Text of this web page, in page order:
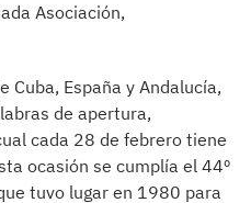
Asociación,
Cuba, España y Andalucía,
de apertura,
cada 28 de febrero tiene
ocasión se cumplía el 44º
tuvo lugar en 1980 para